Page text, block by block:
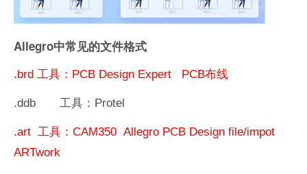
Allegro中常见的文件格式
.brd 工具： PCB Design Expert PCB布线
.ddb 工具： Protel
.art 工具： CAM350 Allegro PCB Design file/impot
ARTwork